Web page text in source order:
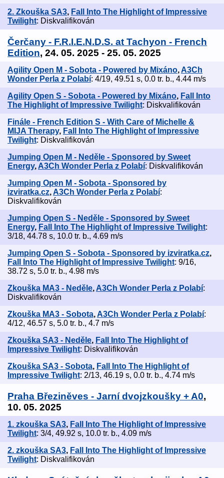
2. Zkouška SA3, Fall Into The Highlight of Impressive
Twilight: Diskvalifikován
Čerčany - F.R.I.E.N.D.S. at Tachyon - French
Edition, 24. 05. 2025 - 25. 05. 2025
Agility Open M - Sobota - Powered by Mixáno,A3Ch
Wonder Perla z Polabí: 4/19, 49.51 s, 0.0 tr. b., 4.44 m/s
Agility Open S - Sobota - Powered by Mixáno, Fall Into
The Highlight of Impressive Twilight: Diskvalifikován
Finále - French Edition S - With Care of Michelle &
MIJA Therapy, Fall Into The Highlight of Impressive
Twilight: Diskvalifikován
Jumping Open M - Neděle - Sponsored by Sweet
Energy, A3Ch Wonder Perla z Polabí: Diskvalifikován
Jumping Open M - Sobota - Sponsored by
izviratka.cz,A3Ch Wonder Perla z Polabí:
Diskvalifikován
Jumping Open S - Neděle - Sponsored by Sweet
Energy, Fall Into The Highlight of Impressive Twilight:
3/18, 44.78 s, 10.0 tr. b., 4.69 m/s
Jumping Open S - Sobota - Sponsored by izviratka.cz,
Fall Into The Highlight of Impressive Twilight: 9/16,
38.72 s, 5.0 tr. b., 4.98 m/s
Zkouška MA3 - Neděle, A3Ch Wonder Perla z Polabí:
Diskvalifikován
Zkouška MA3 - Sobota,A3Ch Wonder Perla z Polabí:
4/12, 46.57 s, 5.0 tr. b., 4.7 m/s
Zkouška SA3 - Neděle, Fall Into The Highlight of
Impressive Twilight: Diskvalifikován
Zkouška SA3 - Sobota, Fall Into The Highlight of
Impressive Twilight: 2/13, 46.19 s, 0.0 tr. b., 4.74 m/s
Praha Březiněves - Jarní dvojzkoušky + A0,
10. 05. 2025
1. zkouška SA3, Fall Into The Highlight of Impressive
Twilight: 3/4, 49.92 s, 10.0 tr. b., 4.09 m/s
2. zkouška SA3, Fall Into The Highlight of Impressive
Twilight: Diskvalifikován